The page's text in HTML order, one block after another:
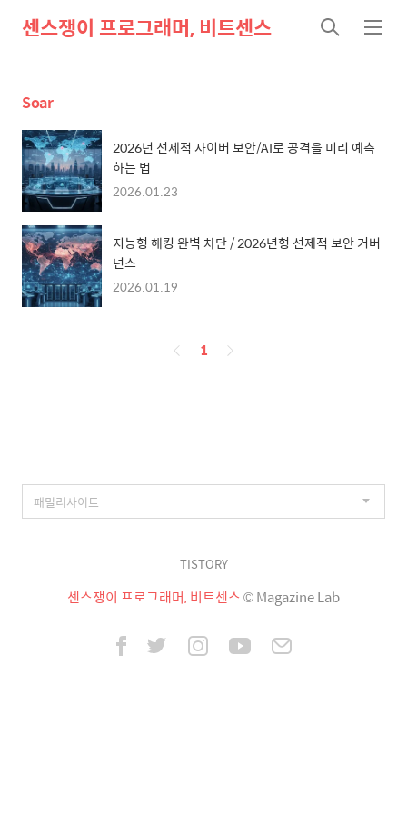
센스쟁이 프로그래머, 비트센스
검
색
메
뉴
Soar
2026년 선제적 사이버 보안/AI로 공격을 미리 예측
하는 법
2026.01.23
지능형 해킹 완벽 차단 / 2026년형 선제적 보안 거버
넌스
2026.01.19
페
1
TISTORY
센스쟁이 프로그래머, 비트센스© Magazine Lab